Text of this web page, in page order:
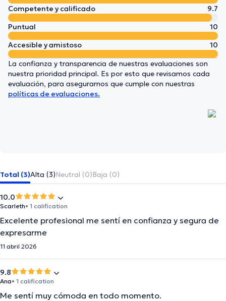
Competente y calificado
9.7
Puntual
10
Accesible y amistoso
10
La confianza y transparencia de nuestras evaluaciones son
nuestra prioridad principal. Es por esto que revisamos cada
evaluación, para asegurarnos que cumple con nuestras
políticas de evaluaciones.
Total (3)Alta (3)Neutral (0)Baja (0)
10.0
Scarleth• 1 calification
Excelente profesional me sentí en confianza y segura de
expresarme
11 abril 2026
9.8
Ana• 1 calification
Me sentí muy cómoda en todo momento.